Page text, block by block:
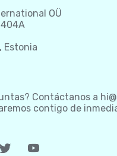
OÜ
Estonia
Contáctanos a
contigo de